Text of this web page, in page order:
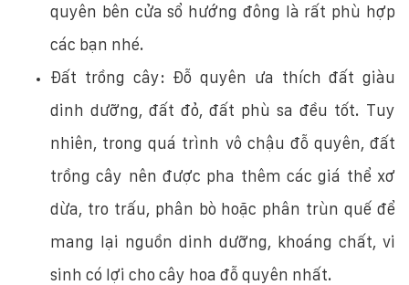
quyên bên cửa sổ hướng đông là rất phù hợp
các bạn nhé.
Đất trồng cây: Đỗ quyên ưa thích đất giàu
dinh dưỡng, đất đỏ, đất phù sa đều tốt. Tuy
nhiên, trong quá trình vô chậu đỗ quyên, đất
trồng cây nên được pha thêm các giá thể xơ
dừa, tro trấu, phân bò hoặc phân trùn quế để
mang lại nguồn dinh dưỡng, khoáng chất, vi
sinh có lợi cho cây hoa đỗ quyên nhất.